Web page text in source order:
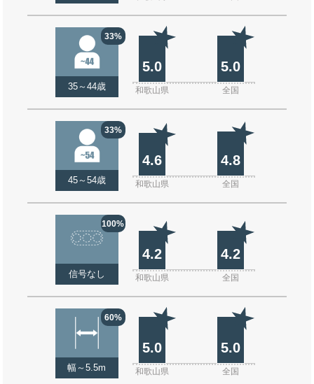
33%
35～44歳
5.0 5.0
和歌山県 全国
33%
45～54歳
4.6 4.8
和歌山県 全国
100%
信号なし
4.2 4.2
和歌山県 全国
60%
幅～5.5m
5.0 5.0
和歌山県 全国